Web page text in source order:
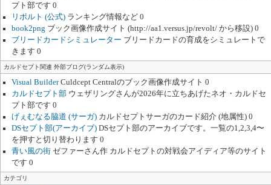
プト部です 0
リボルト (公式) ランキング情報など 0
book2png ブック画像作成サイト (http://aa1.versus.jp/revolt/ から移設) 0
ブリードカードシミュレーター ブリードカードの育成をシミュレートで
きます 0
カルドセプト関連 外部ブログ(ランダム表示)
Visual BuilderCuldcept Centralのブック画像作成サイト 0
カルドセプト部 ウェザリングさんが2026年に立ちあげたネオ・カルドセ
プト部です 0
げぇむなる脇道 (サーガ) カルドセプトサーガのカード紹介 (地属性) 0
DSセプト部(アーカイブ) DSセプト部のアーカイブです。一覧の1,2,3,4〜
を押すと切り替わります 0
青い風の街 ゼファーさん作 カルドセプトの対戦会アイディア等のサイト
です 0
カテゴリ